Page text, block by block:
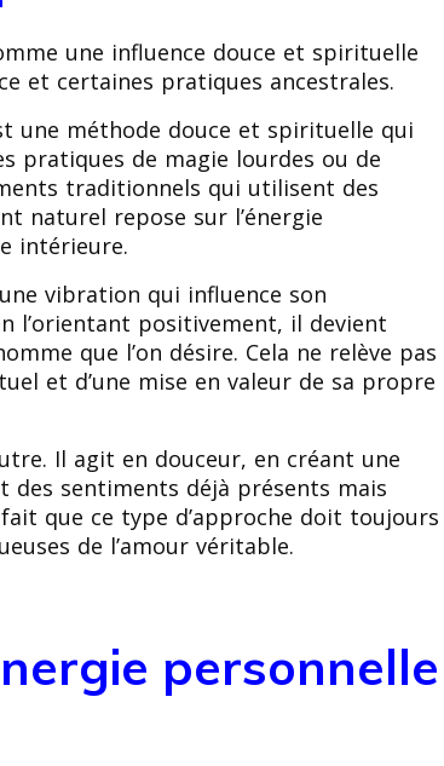
une influence douce et spirituelle
et certaines pratiques ancestrales.
une méthode douce et spirituelle qui
pratiques de magie lourdes ou de
traditionnels qui utilisent des
naturel repose sur l’énergie
intérieure.
vibration qui influence son
l’orientant positivement, il devient
que l’on désire. Cela ne relève pas
et d’une mise en valeur de sa propre
Il agit en douceur, en créant une
des sentiments déjà présents mais
que ce type d’approche doit toujours
de l’amour véritable.
personnelle